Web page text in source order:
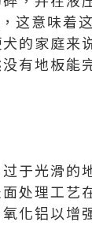
这意味着
的家庭来
地板能
于光滑的
处理工艺
化铝以增